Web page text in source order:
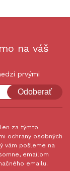
na váš
prvými
Odoberať
za týmto
ochrany osobných
vám pošleme na
emailom
emailu.